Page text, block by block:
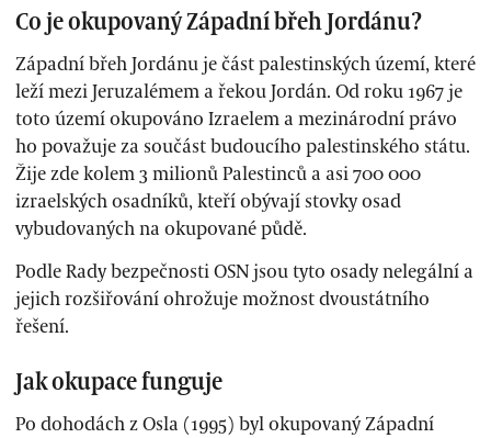
Co je okupovaný Západní břeh Jordánu?
Západní břeh Jordánu je část palestinských území, které
leží mezi Jeruzalémem a řekou Jordán. Od roku 1967 je
toto území okupováno Izraelem a mezinárodní právo
ho považuje za součást budoucího palestinského státu.
Žije zde kolem 3 milionů Palestinců a asi 700 000
izraelských osadníků, kteří obývají stovky osad
vybudovaných na okupované půdě.
Podle Rady bezpečnosti OSN jsou tyto osady nelegální a
jejich rozšiřování ohrožuje možnost dvoustátního
řešení.
Jak okupace funguje
Po dohodách z Osla (1995) byl okupovaný Západní